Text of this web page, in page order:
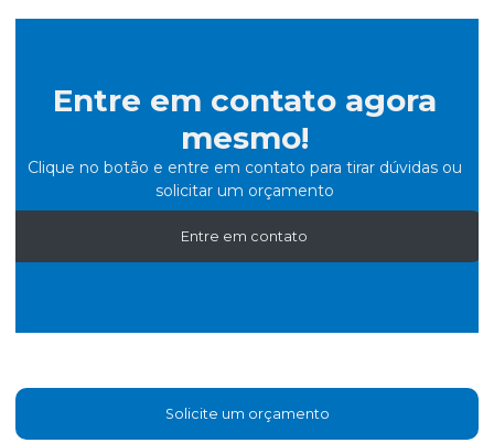
Entre em contato agora
mesmo!
Clique no botão e entre em contato para tirar dúvidas ou
solicitar um orçamento
Entre em contato
Solicite um orçamento